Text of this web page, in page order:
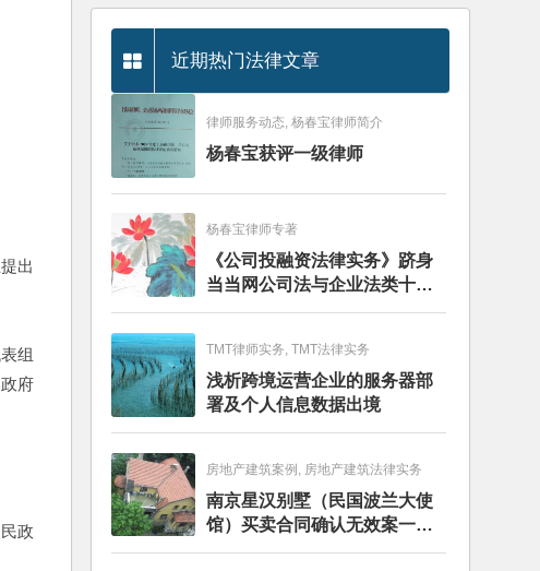
出
组
府
政
近期热门法律文章
律师服务动态, 杨春宝律师简介
杨春宝获评一级律师
杨春宝律师专著
《公司投融资法律实务》跻身
当当网公司法与企业法类十大
畅销图书榜
TMT律师实务, TMT法律实务
浅析跨境运营企业的服务器部
署及个人信息数据出境
房地产建筑案例, 房地产建筑法律实务
南京星汉别墅（民国波兰大使
馆）买卖合同确认无效案一审
判决书